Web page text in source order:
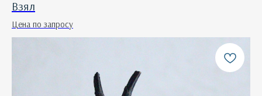
Взял
Цена по запросу